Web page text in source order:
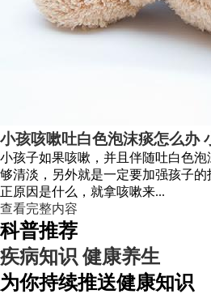
小孩咳嗽吐白色泡沫痰怎么办
小孩子如果咳嗽，并且伴随吐白色
够清淡，另外就是一定要加强孩子
正原因是什么，就拿咳嗽来...
查看完整内容
科普推荐
疾病知识 健康养生
为你持续推送健康知识